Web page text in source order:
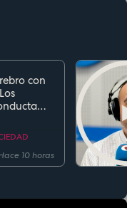
con
10 horas